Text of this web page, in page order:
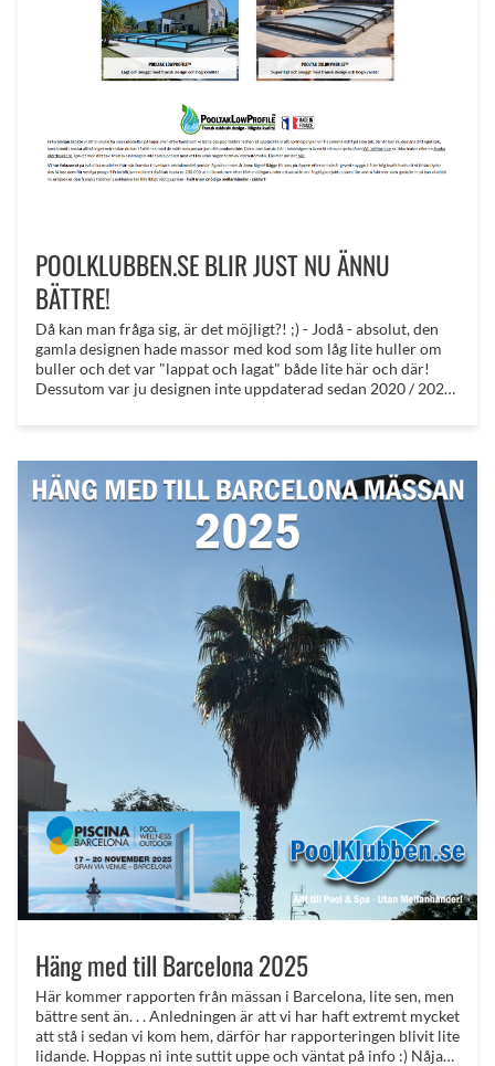
POOLKLUBBEN.SE BLIR JUST NU ÄNNU
BÄTTRE!
Då kan man fråga sig, är det möjligt?! ;) - Jodå - absolut, den
gamla designen hade massor med kod som låg lite huller om
buller och det var "lappat och lagat" både lite här och där!
Dessutom var ju designen inte uppdaterad sedan 2020 / 2021,
Häng med till Barcelona 2025
Här kommer rapporten från mässan i Barcelona, lite sen, men
bättre sent än. . . Anledningen är att vi har haft extremt mycket
att stå i sedan vi kom hem, därför har rapporteringen blivit lite
lidande. Hoppas ni inte suttit uppe och väntat på info :) Nåja